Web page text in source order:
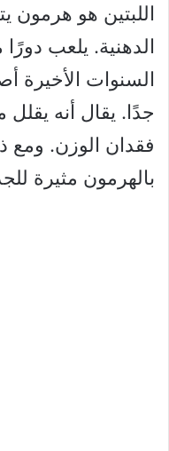
اللبتين هو هرمون
الدهنية. يلعب
السنوات الأخيرة
جدًا. يقال أنه
فقدان الوزن. ومع
بالهرمون مثيرة